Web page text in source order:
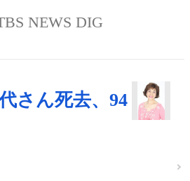
NEWS DIG
さん死去、94